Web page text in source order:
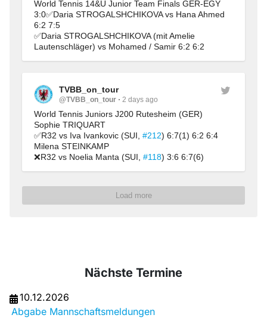
World Tennis 14&U Junior Team Finals GER-EGY
3:0✅Daria STROGALSHCHIKOVA vs Hana Ahmed
6:2 7:5
✅Daria STROGALSHCHIKOVA (mit Amelie
Lautenschläger) vs Mohamed / Samir 6:2 6:2
TVBB_on_tour
@TVBB_on_tour 2 days ago
World Tennis Juniors J200 Rutesheim (GER)
Sophie TRIQUART
✅R32 vs Iva Ivankovic (SUI, #212) 6:7(1) 6:2 6:4
Milena STEINKAMP
❌R32 vs Noelia Manta (SUI, #118) 3:6 6:7(6)
Load more
Nächste Termine
10.12.2026
Abgabe Mannschaftsmeldungen